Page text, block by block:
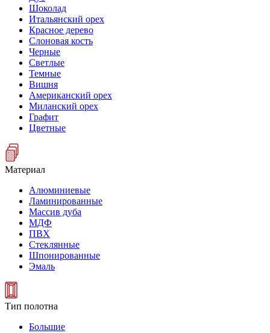
Шоколад
Итальянский орех
Красное дерево
Слоновая кость
Черные
Светлые
Темные
Вишня
Американский орех
Миланский орех
Графит
Цветные
Материал
Алюминиевые
Ламинированные
Массив дуба
МДФ
ПВХ
Стеклянные
Шпонированные
Эмаль
Тип полотна
Большие